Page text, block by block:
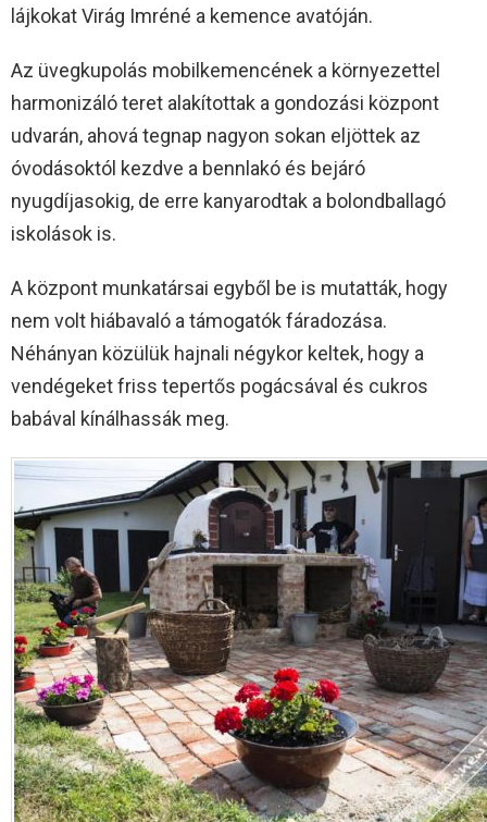
lájkokat Virág Imréné a kemence avatóján.
Az üvegkupolás mobilkemencének a környezettel
harmonizáló teret alakítottak a gondozási központ
udvarán, ahová tegnap nagyon sokan eljöttek az
óvodásoktól kezdve a bennlakó és bejáró
nyugdíjasokig, de erre kanyarodtak a bolondballagó
iskolások is.
A központ munkatársai egyből be is mutatták, hogy
nem volt hiábavaló a támogatók fáradozása.
Néhányan közülük hajnali négykor keltek, hogy a
vendégeket friss tepertős pogácsával és cukros
babával kínálhassák meg.